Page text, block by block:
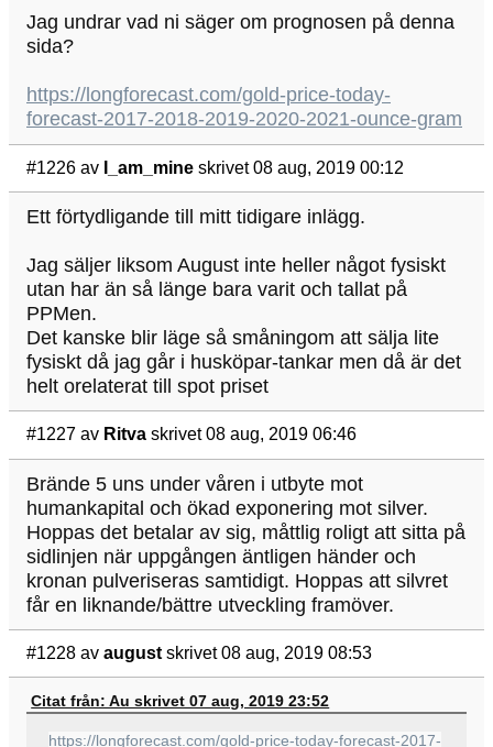
Jag undrar vad ni säger om prognosen på denna
sida?
https://longforecast.com/gold-price-today-
forecast-2017-2018-2019-2020-2021-ounce-gram
#1226 av I_am_mine skrivet 08 aug, 2019 00:12
Ett förtydligande till mitt tidigare inlägg.
Jag säljer liksom August inte heller något fysiskt
utan har än så länge bara varit och tallat på
PPMen.
Det kanske blir läge så småningom att sälja lite
fysiskt då jag går i husköpar-tankar men då är det
helt orelaterat till spot priset
#1227 av Ritva skrivet 08 aug, 2019 06:46
Brände 5 uns under våren i utbyte mot
humankapital och ökad exponering mot silver.
Hoppas det betalar av sig, måttlig roligt att sitta på
sidlinjen när uppgången äntligen händer och
kronan pulveriseras samtidigt. Hoppas att silvret
får en liknande/bättre utveckling framöver.
#1228 av august skrivet 08 aug, 2019 08:53
Citat från: Au skrivet 07 aug, 2019 23:52
https://longforecast.com/gold-price-today-forecast-2017-